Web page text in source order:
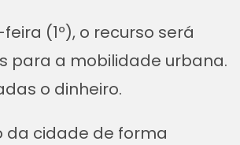
(1º), o recurso será
para a mobilidade urbana.
o dinheiro.
da cidade de forma